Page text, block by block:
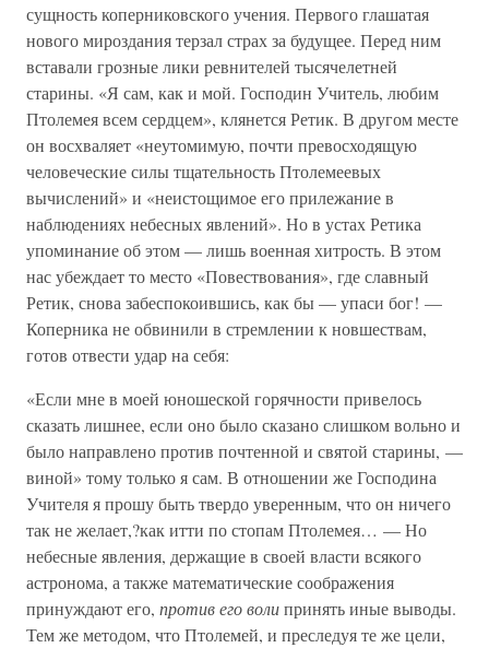
сущность коперниковского учения. Первого глашатая
нового мироздания терзал страх за будущее. Перед ним
вставали грозные лики ревнителей тысячелетней
старины. «Я сам, как и мой. Господин Учитель, любим
Птолемея всем сердцем», клянется Ретик. В другом месте
он восхваляет «неутомимую, почти превосходящую
человеческие силы тщательность Птолемеевых
вычислений» и «неистощимое его прилежание в
наблюдениях небесных явлений». Но в устах Ретика
упоминание об этом — лишь военная хитрость. В этом
нас убеждает то место «Повествования», где славный
Ретик, снова забеспокоившись, как бы — упаси бог! —
Коперника не обвинили в стремлении к новшествам,
готов отвести удар на себя:
«Если мне в моей юношеской горячности привелось
сказать лишнее, если оно было сказано слишком вольно и
было направлено против почтенной и святой старины, —
виной» тому только я сам. В отношении же Господина
Учителя я прошу быть твердо уверенным, что он ничего
так не желает,?как итти по стопам Птолемея… — Но
небесные явления, держащие в своей власти всякого
астронома, а также математические соображения
принуждают его, против его волипринять иные выводы.
Тем же методом, что Птолемей, и преследуя те же цели,